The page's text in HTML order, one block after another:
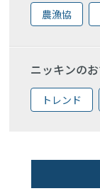
農漁協
ニッキンの
トレンド